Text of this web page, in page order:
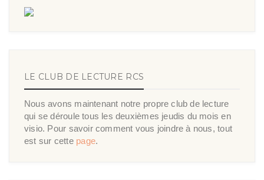
LE CLUB DE LECTURE RCS
Nous avons maintenant notre propre club de lecture
qui se déroule tous les deuxièmes jeudis du mois en
visio. Pour savoir comment vous joindre à nous, tout
est sur cette page.